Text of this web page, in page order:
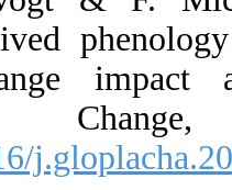
satellite
climate
[DOI:10.1016/